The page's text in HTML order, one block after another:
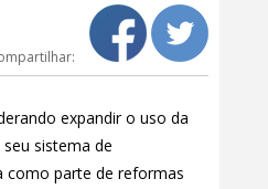
expandir o uso da
sistema de
como parte de reformas